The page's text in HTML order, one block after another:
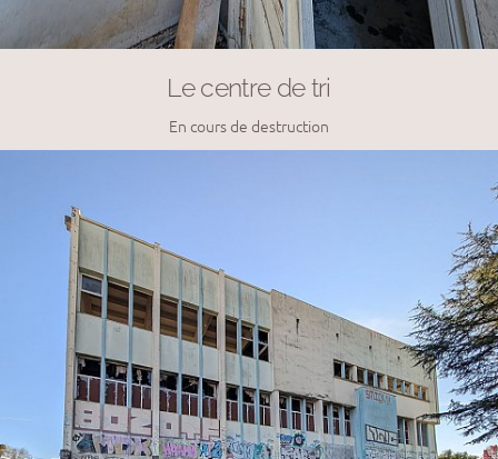
Le centre de tri
En cours de destruction